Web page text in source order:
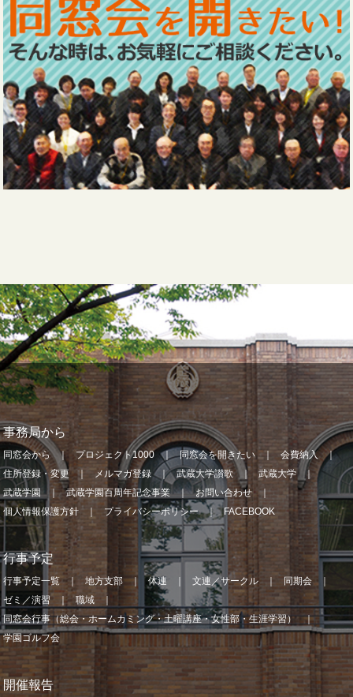
事務局から
同窓会から プロジェクト1000 同窓会を開きたい
会費納入
住所登録・変更
メルマガ登録 武蔵大学讃歌
武蔵大学
武蔵学園
武蔵学園百周年記念事業
お問い合わせ
個人情報保護方針
プライバシーポリシー FACEBOOK
行事予定
行事予定一覧 地方支部 体連 文連／サークル
同期会
ゼミ／演習
職域
同窓会行事（総会・ホームカミング・土曜講座・女性部・生涯学習）
学園ゴルフ会
開催報告